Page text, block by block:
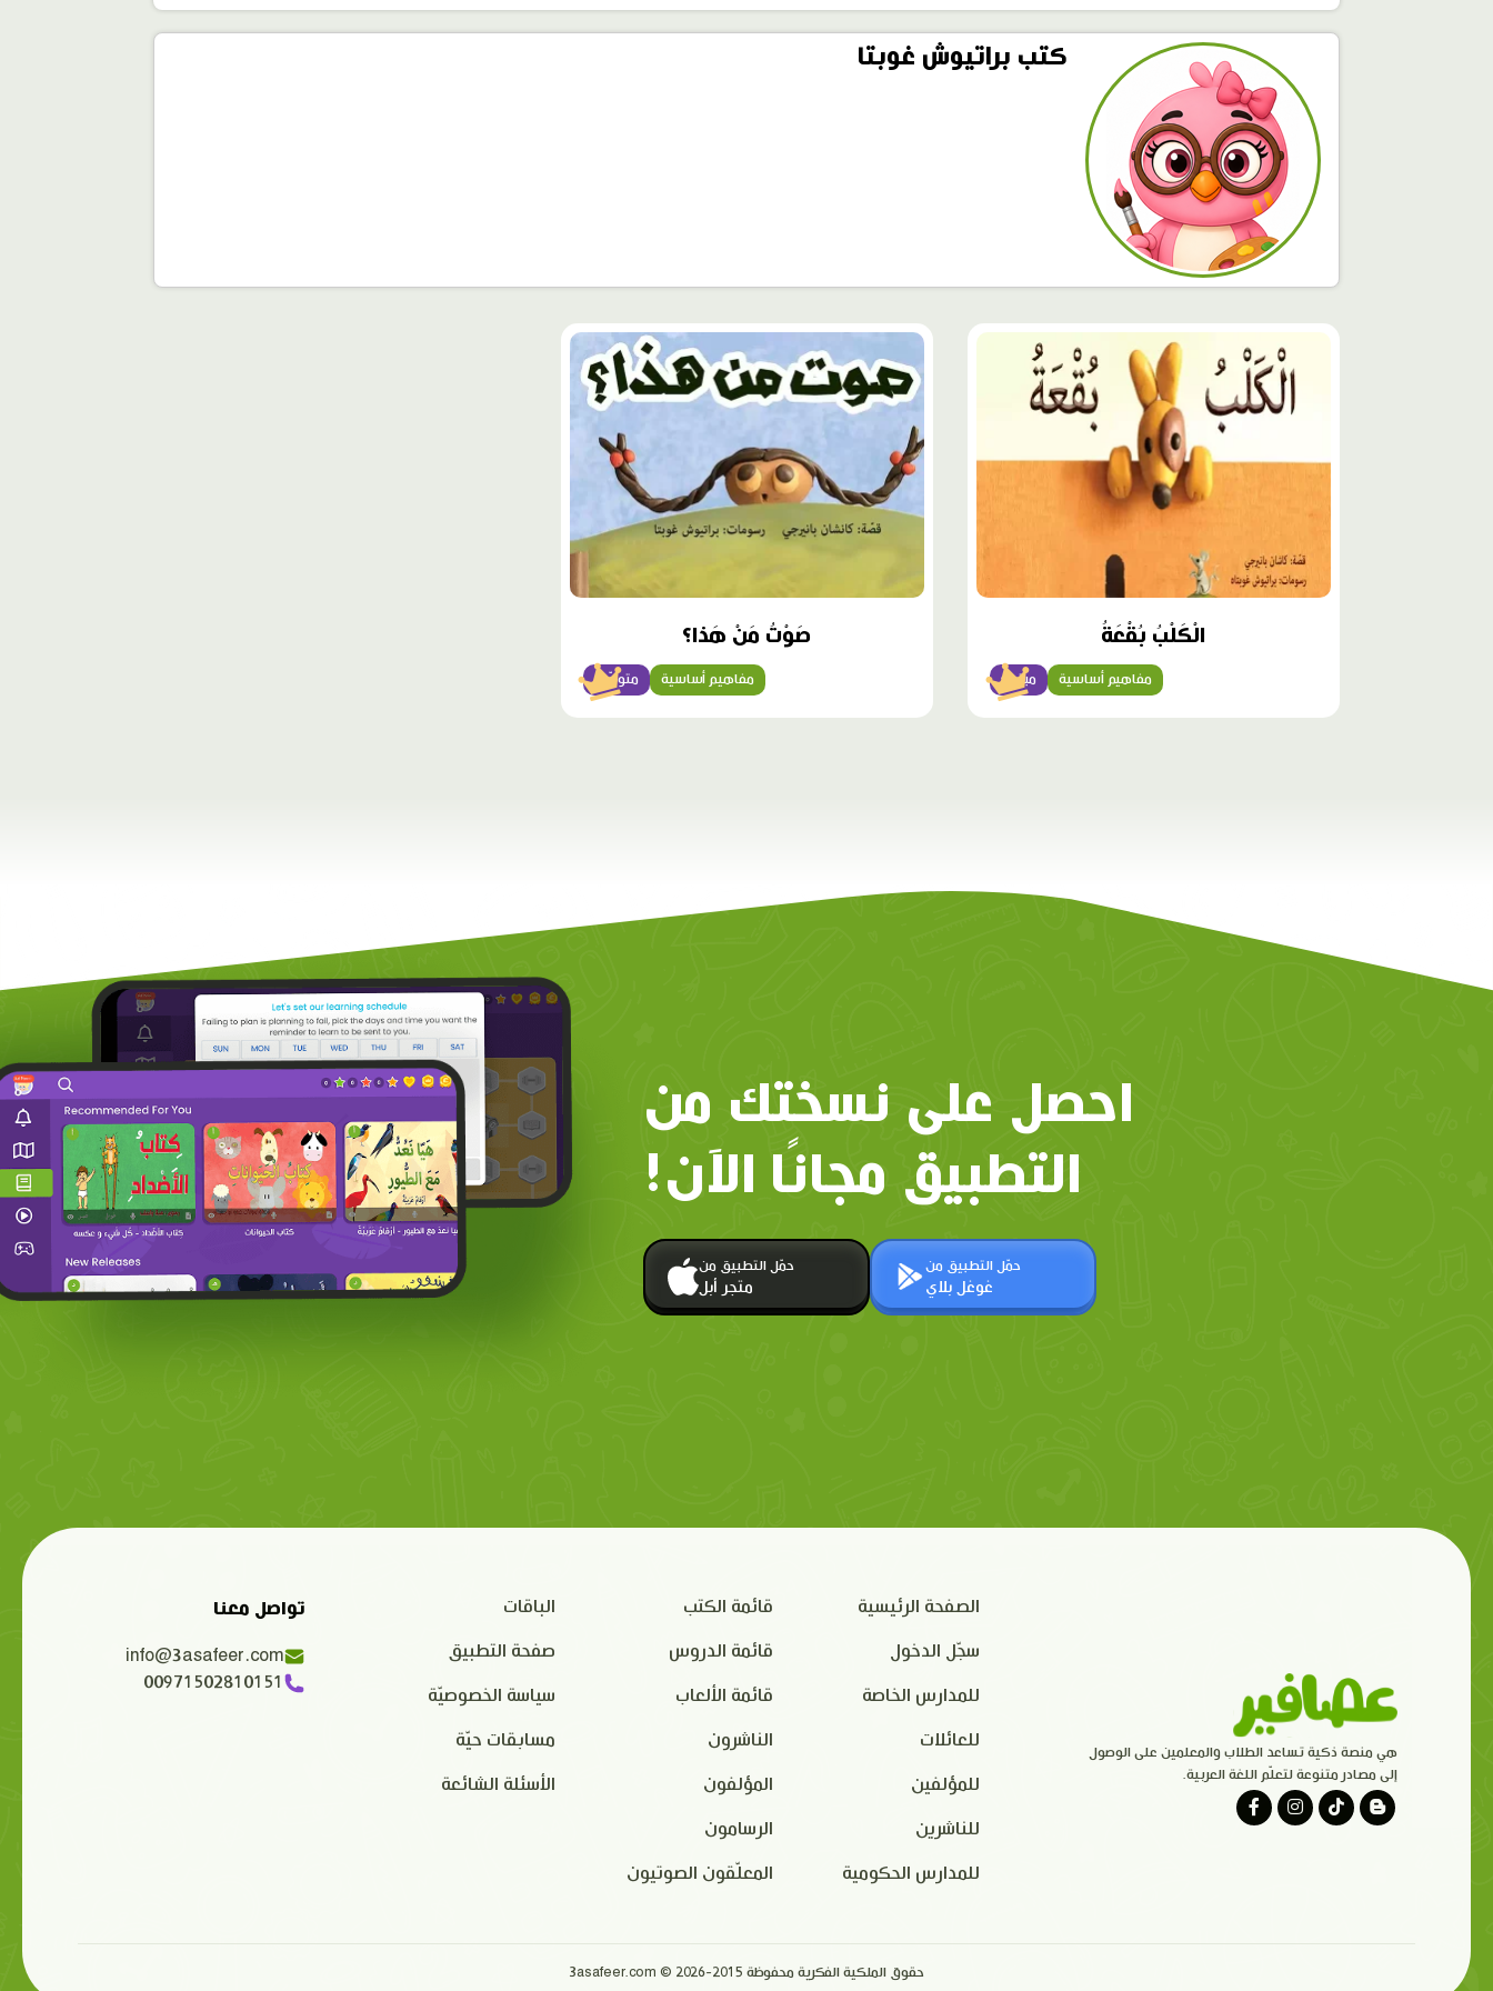
كتب براتيوش غوبتا
محتوى
الْكَلْبُ بُقْعَةُ
مبتدئ مفاهيم أساسية
محتوى
مميّز
صَوْتُ مَنْ هَذا؟
متوسّط مفاهيم أساسية
احصل على نسختك من
التطبيق مجانًا الآن!
حمّل التطبيق من
متجر أبل
حمّل التطبيق من
غوغل بلاي
هي منصة ذكية تساعد الطلاب والمعلمين على الوصول
إلى مصادر متنوعة لتعلّم اللغة العربية.
الصفحة الرئيسية
سجّل الدخول
للمدارس الخاصة
للعائلات
للمؤلفين
للناشرين
للمدارس الحكومية
قائمة الكتب
قائمة الدروس
قائمة الألعاب
الناشرون
المؤلفون
الرسامون
المعلّقون الصوتيون
الباقات
صفحة التطبيق
سياسة الخصوصيّة
مسابقات حيّة
الأسئلة الشائعة
تواصل معنا
info@3asafeer.com
00971502810151
حقوق الملكية الفكرية محفوظة 2015-2026 © 3asafeer.com